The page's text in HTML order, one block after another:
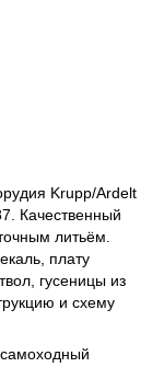
Krupp/Ardelt
Качественный
литьём.
плату
гусеницы из
и схему